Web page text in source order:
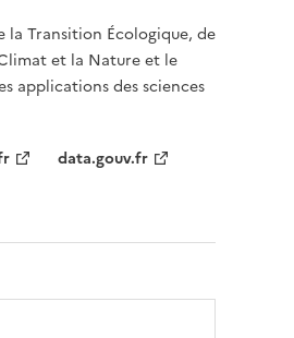
la Transition Écologique, de
et la Nature et le
applications des sciences
data.gouv.fr